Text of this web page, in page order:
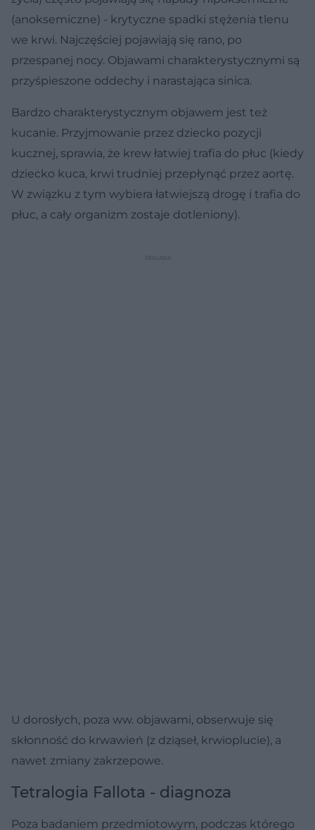
(anoksemiczne) - krytyczne spadki stężenia tlenu
we krwi. Najczęściej pojawiają się rano, po
przespanej nocy. Objawami charakterystycznymi są
przyśpieszone oddechy i narastająca sinica.
Bardzo charakterystycznym objawem jest też
kucanie. Przyjmowanie przez dziecko pozycji
kucznej, sprawia, że krew łatwiej trafia do płuc (kiedy
dziecko kuca, krwi trudniej przepłynąć przez aortę.
W związku z tym wybiera łatwiejszą drogę i trafia do
płuc, a cały organizm zostaje dotleniony).
U dorosłych, poza ww. objawami, obserwuje się
skłonność do krwawień (z dziąseł, krwioplucie), a
nawet zmiany zakrzepowe.
Tetralogia Fallota - diagnoza
Poza badaniem przedmiotowym, podczas którego